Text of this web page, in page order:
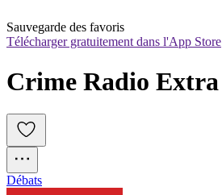
Sauvegarde des favoris
Télécharger gratuitement dans l'App Store
Crime Radio Extra
Débats